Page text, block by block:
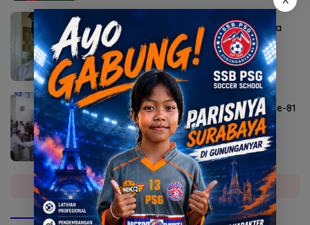
Sekda Karangasem I Ketut Sedana Merta
Diperiksa Kejari
Agustus 6, 2026
Lomba Agustusan Semarakkan HUT RI ke-81
di Mojokerto
Selengkapnya